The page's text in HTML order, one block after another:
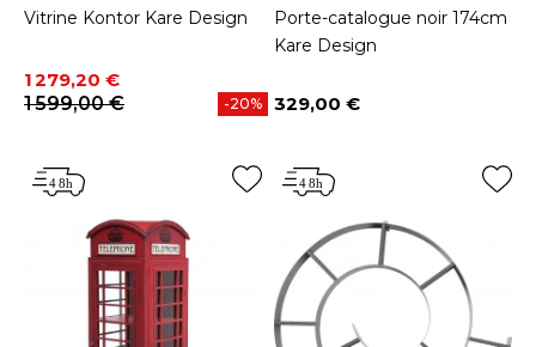
Vitrine Kontor Kare Design
Prix
1 279,20 €
Prix de base
1 599,00 €
-20%
Porte-catalogue noir 174cm
Kare Design
Prix
329,00 €